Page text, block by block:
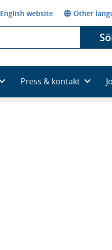
English website Other
Press & kontakt